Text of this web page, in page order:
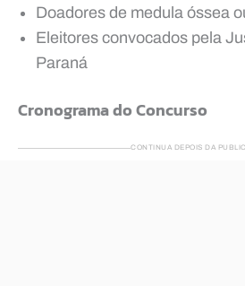
Doadores de medula óssea
Eleitores convocados pela
Paraná
Cronograma do Concurso
CONTINUA DEPOIS DA